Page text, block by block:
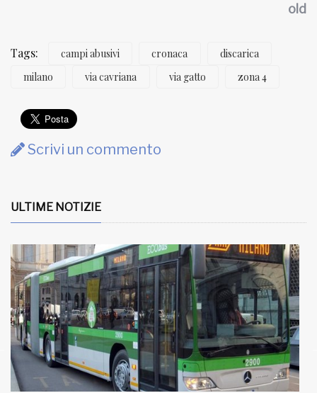
old
Tags: campi abusivi cronaca
discarica
milano
via cavriana via gatto zona 4
Scrivi un commento
ULTIME NOTIZIE